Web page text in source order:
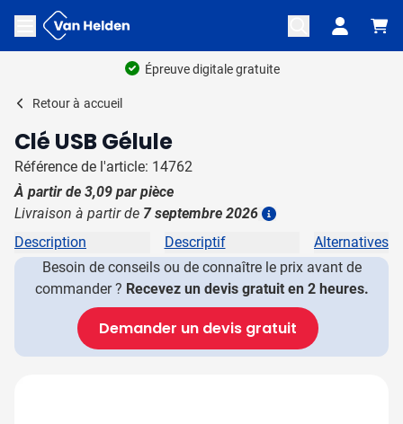
Aller au contenu
Ouvrir le menu
Épreuve digitale gratuite
Retour à accueil
Clé USB Gélule
Référence de l'article: 14762
À partir de 3,09 par pièce
Livraison à partir de 7 septembre 2026
Description Descriptif
Alternatives
Besoin de conseils ou de connaître le prix avant de
commander ? Recevez un devis gratuit en 2 heures.
Demander un devis gratuit